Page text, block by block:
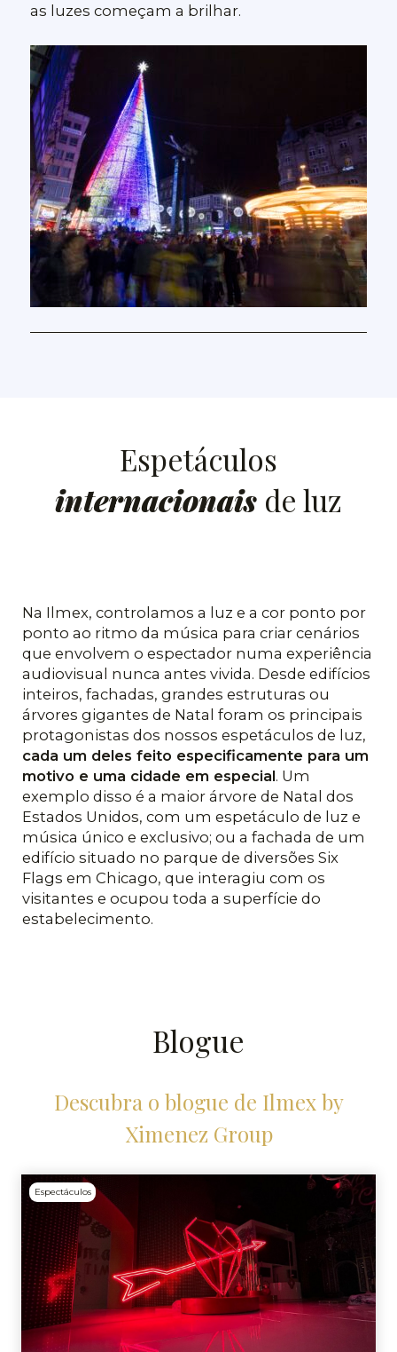
as luzes começam a brilhar.
Espetáculos
internacionais de luz
Na Ilmex, controlamos a luz e a cor ponto por
ponto ao ritmo da música para criar cenários
que envolvem o espectador numa experiência
audiovisual nunca antes vivida. Desde edifícios
inteiros, fachadas, grandes estruturas ou
árvores gigantes de Natal foram os principais
protagonistas dos nossos espetáculos de luz,
cada um deles feito especificamente para um
motivo e uma cidade em especial. Um
exemplo disso é a maior árvore de Natal dos
Estados Unidos, com um espetáculo de luz e
música único e exclusivo; ou a fachada de um
edifício situado no parque de diversões Six
Flags em Chicago, que interagiu com os
visitantes e ocupou toda a superfície do
estabelecimento.
Blogue
Descubra o blogue de Ilmex by
Ximenez Group
Espectáculos